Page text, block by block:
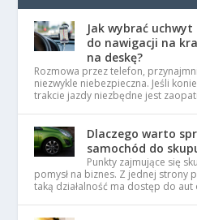
Jak wybrać
do nawigacji na
na deskę?
Rozmowa przez telefon,
niezwykle niebezpieczna. Jeśli
trakcie jazdy niezbędne jest
Dlaczego warto
samochód do
Punkty zajmujące się
pomysł na biznes. Z jednej
taką działalność ma dostęp do aut